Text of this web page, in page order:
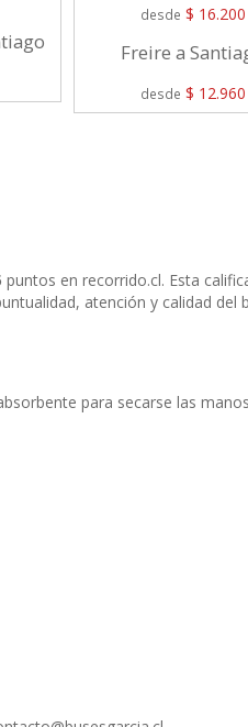
desde $ 16.200
Freire a
desde $ 12.960
puntos en recorrido.cl. Esta
atención y calidad del
para secarse las